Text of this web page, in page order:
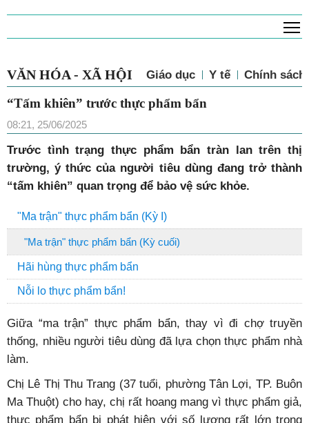
VĂN HÓA - XÃ HỘI Giáo dục Y tế Chính sách
“Tấm khiên” trước thực phẩm bẩn
08:21, 25/06/2025
Trước tình trạng thực phẩm bẩn tràn lan trên thị
trường, ý thức của người tiêu dùng đang trở thành
“tấm khiên” quan trọng để bảo vệ sức khỏe.
"Ma trận" thực phẩm bẩn (Kỳ I)
"Ma trận" thực phẩm bẩn (Kỳ cuối)
Hãi hùng thực phẩm bẩn
Nỗi lo thực phẩm bẩn!
Giữa “ma trận” thực phẩm bẩn, thay vì đi chợ truyền
thống, nhiều người tiêu dùng đã lựa chọn thực phẩm nhà
làm.
Chị Lê Thị Thu Trang (37 tuổi, phường Tân Lợi, TP. Buôn
Ma Thuột) cho hay, chị rất hoang mang vì thực phẩm giả,
thực phẩm bẩn bị phát hiện với số lượng rất lớn trong